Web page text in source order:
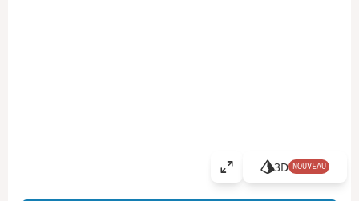
A
3D NOUVEAU